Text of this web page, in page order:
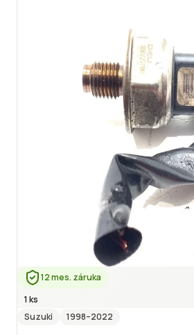
12 mes. záruka
1 ks
Suzuki
1998–2022